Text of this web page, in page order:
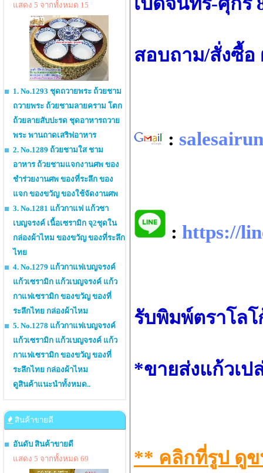
แสดง 5 จากทั้งหมด 15
1. No.1293 ชุดถวายพระ ถ้วยชาม
ถวายพระ ถ้วยชามลายคราม โตก
ถ้วยลายสับปะรด ชุดอาหารถวาย
พระ พานถาดเสริฟอาหาร
2. No.1289 ถ้วยชามใส ชาม
อาหาร ถ้วยชามแจกงานศพ ของ
ชำร่วยงานศพ ของที่ระลึก ของ
แจก ของขวัญ ของใช้จัดงานศพ
3. No.1281 แก้วกาแฟ แก้วชา
เบญจรงค์ เนื้อเซรามิก จุ2ชุดใน
กล่องผ้าไหม ของขวัญ ของที่ระลึก
ไทย
4. No.1279 แก้วกาแฟเบญจรงค์
แก้วเซรามิก แก้วเบญจรงค์ แก้ว
กาแฟเซรามิก ของขวัญ ของที่
ระลึกไทย กล่องผ้าไหม
5. No.1278 แก้วกาแฟเบญจรงค์
แก้วเซรามิก แก้วเบญจรงค์ แก้ว
กาแฟเซรามิก ของขวัญ ของที่
ระลึกไทย กล่องผ้าไหม
ดูสินค้าแนะนำทั้งหมด..
สินค้าขายดี
อันดับ สินค้าขายดี
แสดง 5 จากทั้งหมด 69
สอบถาม/สั่งซื้อ
:
: https://
รับพิมพ์ตราโล
*ขายส่งแก้วเป
** คลิกที่รูป ดู